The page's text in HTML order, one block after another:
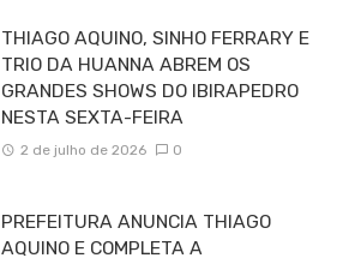
THIAGO AQUINO, SINHO FERRARY E
TRIO DA HUANNA ABREM OS
GRANDES SHOWS DO IBIRAPEDRO
NESTA SEXTA-FEIRA
2 de julho de 2026 0
PREFEITURA ANUNCIA THIAGO
AQUINO E COMPLETA A